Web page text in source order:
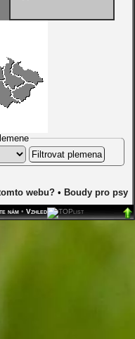
webu? • Boudy pro psy
nám •Vzhled